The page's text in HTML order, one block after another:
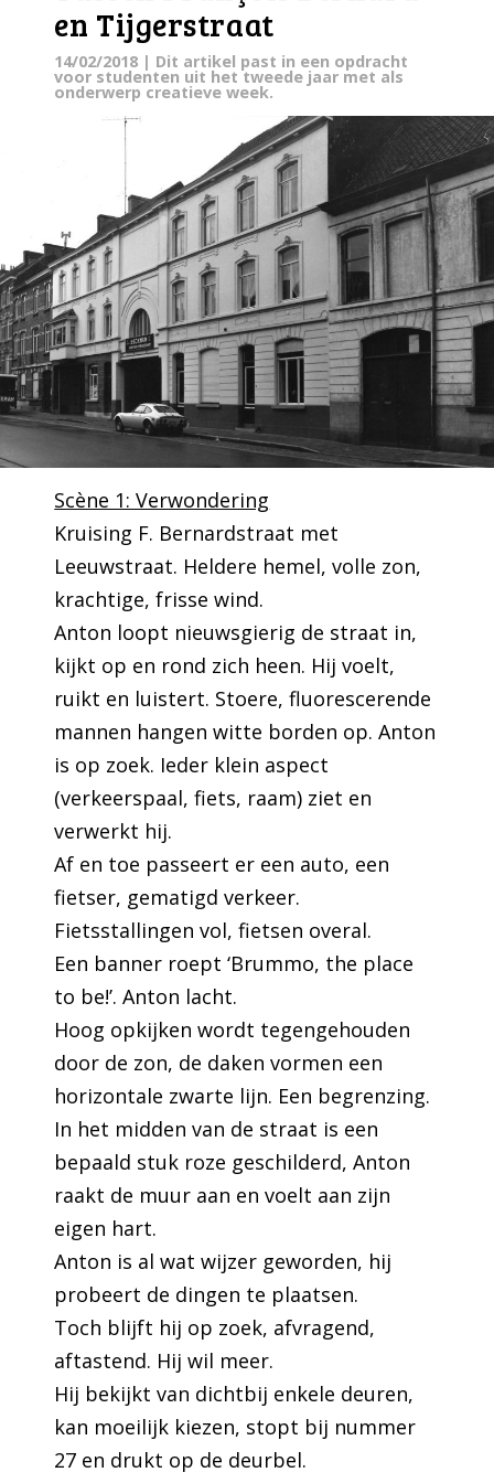
en Tijgerstraat
14/02/2018 | Dit artikel past in een opdracht
voor studenten uit het tweede jaar met als
onderwerp creatieve week.
Scène 1: Verwondering
Kruising F. Bernardstraat met
Leeuwstraat. Heldere hemel, volle zon,
krachtige, frisse wind.
Anton loopt nieuwsgierig de straat in,
kijkt op en rond zich heen. Hij voelt,
ruikt en luistert. Stoere, fluorescerende
mannen hangen witte borden op. Anton
is op zoek. Ieder klein aspect
(verkeerspaal, fiets, raam) ziet en
verwerkt hij.
Af en toe passeert er een auto, een
fietser, gematigd verkeer.
Fietsstallingen vol, fietsen overal.
Een banner roept ‘Brummo, the place
to be!’. Anton lacht.
Hoog opkijken wordt tegengehouden
door de zon, de daken vormen een
horizontale zwarte lijn. Een begrenzing.
In het midden van de straat is een
bepaald stuk roze geschilderd, Anton
raakt de muur aan en voelt aan zijn
eigen hart.
Anton is al wat wijzer geworden, hij
probeert de dingen te plaatsen.
Toch blijft hij op zoek, afvragend,
aftastend. Hij wil meer.
Hij bekijkt van dichtbij enkele deuren,
kan moeilijk kiezen, stopt bij nummer
27 en drukt op de deurbel.